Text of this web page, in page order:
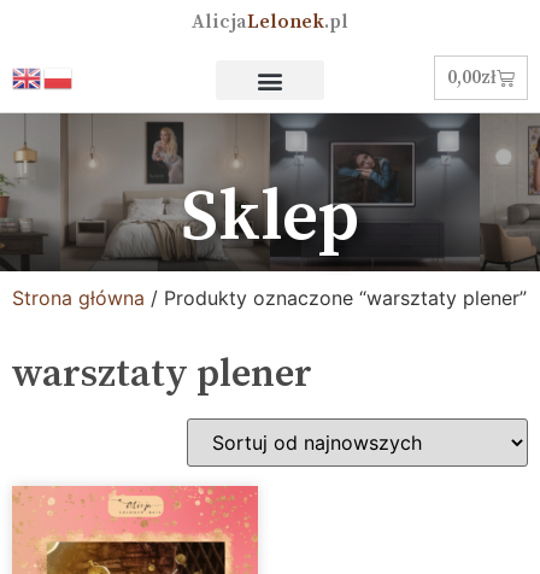
AlicjaLelonek.pl
0,00zł
Sklep
Strona główna / Produkty oznaczone “warsztaty plener”
warsztaty plener